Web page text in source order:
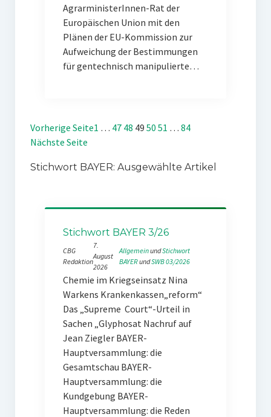
AgrarministerInnen-Rat der
Europäischen Union mit den
Plänen der EU-Kommission zur
Aufweichung der Bestimmungen
für gentechnisch manipulierte…
Vorherige Seite1 … 47 48 49 50 51 … 84
Nächste Seite
Stichwort BAYER: Ausgewählte Artikel
Stichwort BAYER 3/26
CBG
Redaktion
7.
August
2026
Allgemein und Stichwort
BAYER und SWB 03/2026
Chemie im Kriegseinsatz Nina
Warkens Krankenkassen„reform“
Das „Supreme Court“-Urteil in
Sachen „Glyphosat Nachruf auf
Jean Ziegler BAYER-
Hauptversammlung: die
Gesamtschau BAYER-
Hauptversammlung: die
Kundgebung BAYER-
Hauptversammlung: die Reden